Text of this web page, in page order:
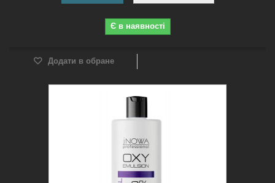
Є в наявності
Додати в обране